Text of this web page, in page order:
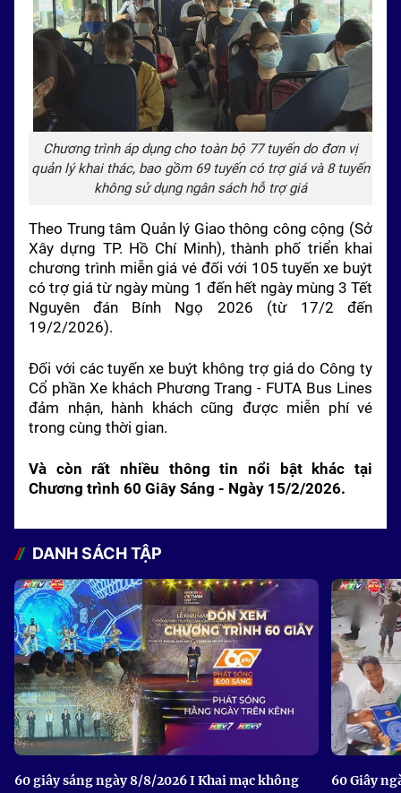
Chương trình áp dụng cho toàn bộ 77 tuyến do đơn vị
quản lý khai thác, bao gồm 69 tuyến có trợ giá và 8 tuyến
không sử dụng ngân sách hỗ trợ giá
Theo Trung tâm Quản lý Giao thông công cộng (Sở
Xây dựng TP. Hồ Chí Minh), thành phố triển khai
chương trình miễn giá vé đối với 105 tuyến xe buýt
có trợ giá từ ngày mùng 1 đến hết ngày mùng 3 Tết
Nguyên đán Bính Ngọ 2026 (từ 17/2 đến
19/2/2026).
Đối với các tuyến xe buýt không trợ giá do Công ty
Cổ phần Xe khách Phương Trang - FUTA Bus Lines
đảm nhận, hành khách cũng được miễn phí vé
trong cùng thời gian.
Và còn rất nhiều thông tin nổi bật khác tại
Chương trình 60 Giây Sáng - Ngày 15/2/2026.
DANH SÁCH TẬP
60 giây sáng ngày 8/8/2026 I Khai mạc không 60 Giây